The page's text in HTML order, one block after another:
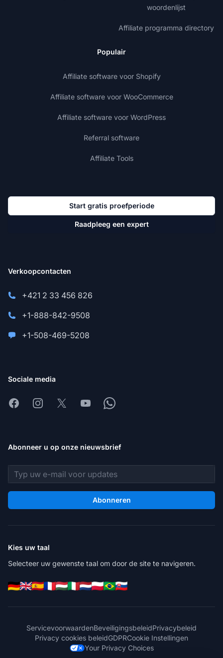
woordenlijst
Affiliate programma directory
Populair
Affiliate software voor Shopify
Affiliate software voor WooCommerce
Affiliate software voor WordPress
Referral software
Affiliate Tools
Start gratis proefperiode
Raadpleeg een expert
Verkoopcontacten
+421 2 33 456 826
+1-888-842-9508
+1-508-469-5208
Sociale media
FacebookInstagram
X YoutubeWhatsapp
Abonneer u op onze nieuwsbrief
E-mailadres
Abonneren
Kies uw taal
Selecteer uw gewenste taal om door de site te navigeren.
ServicevoorwaardenBeveiligingsbeleidPrivacybeleid
Privacy cookies beleidGDPRCookie Instellingen
Your Privacy Choices